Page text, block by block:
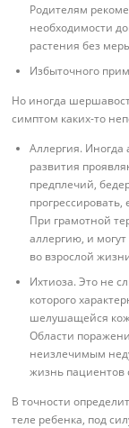
Родителям
необходимости
растения без
Избыточного
Но иногда
симптом каких-то
Аллергия. Иногда
развития
предплечий,
При грамотной
аллергию, и
во взрослой
Ихтиоза. Это не
которого
шелушащейся
Области
неизлечимым
жизнь пациентов
В точности
теле ребенка, под